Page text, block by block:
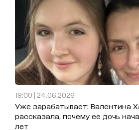
19:00 | 24.06.2026
Уже зарабатывает: Валентина
рассказала, почему ее дочь
лет